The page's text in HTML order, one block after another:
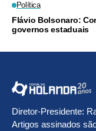
Política
Flávio Bolsonaro:
governos estaduais
Diretor-Presidente:
Artigos assinados